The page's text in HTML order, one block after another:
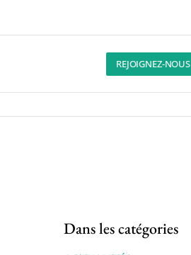
REJOIGNEZ-NOUS
Dans les catégories